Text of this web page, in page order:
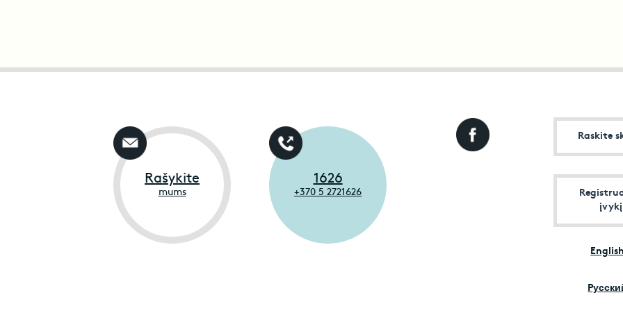
Rašykite
mums
1626
+370 5 2721626
Raskite
įvykį
English